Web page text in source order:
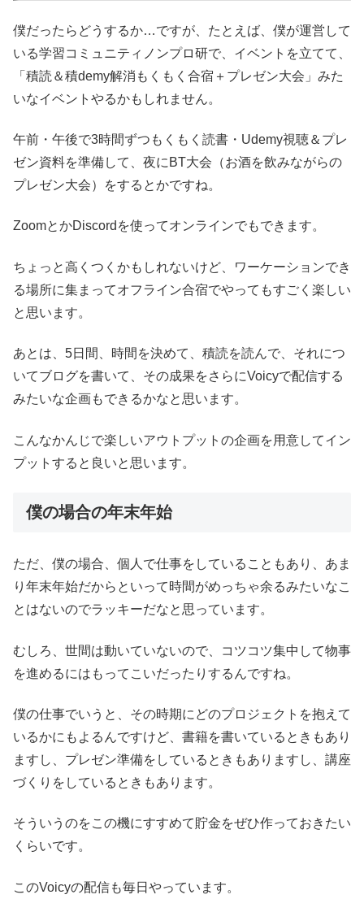
僕だったらどうするか…ですが、たとえば、僕が運営して
いる学習コミュニティノンプロ研で、イベントを立てて、
「積読＆積demy解消もくもく合宿＋プレゼン大会」みた
いなイベントやるかもしれません。
午前・午後で3時間ずつもくもく読書・Udemy視聴＆プレ
ゼン資料を準備して、夜にBT大会（お酒を飲みながらの
プレゼン大会）をするとかですね。
ZoomとかDiscordを使ってオンラインでもできます。
ちょっと高くつくかもしれないけど、ワーケーションでき
る場所に集まってオフライン合宿でやってもすごく楽しい
と思います。
あとは、5日間、時間を決めて、積読を読んで、それにつ
いてブログを書いて、その成果をさらにVoicyで配信する
みたいな企画もできるかなと思います。
こんなかんじで楽しいアウトプットの企画を用意してイン
プットすると良いと思います。
僕の場合の年末年始
ただ、僕の場合、個人で仕事をしていることもあり、あま
り年末年始だからといって時間がめっちゃ余るみたいなこ
とはないのでラッキーだなと思っています。
むしろ、世間は動いていないので、コツコツ集中して物事
を進めるにはもってこいだったりするんですね。
僕の仕事でいうと、その時期にどのプロジェクトを抱えて
いるかにもよるんですけど、書籍を書いているときもあり
ますし、プレゼン準備をしているときもありますし、講座
づくりをしているときもあります。
そういうのをこの機にすすめて貯金をぜひ作っておきたい
くらいです。
このVoicyの配信も毎日やっています。